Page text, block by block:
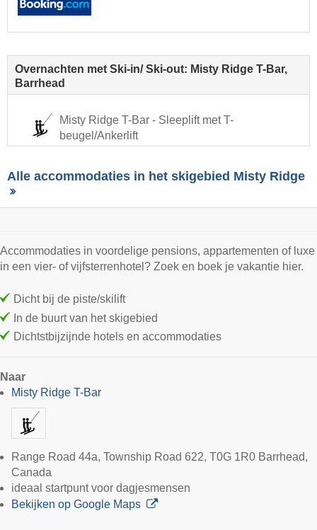
Overnachten met Ski-in/ Ski-out: Misty Ridge T-Bar,
Barrhead
Misty Ridge T-Bar - Sleeplift met T-
beugel/Ankerlift
Alle accommodaties in het skigebied Misty Ridge
Accommodaties in voordelige pensions, appartementen of luxe
in een vier- of vijfsterrenhotel? Zoek en boek je vakantie hier.
Dicht bij de piste/skilift
In de buurt van het skigebied
Dichtstbijzijnde hotels en accommodaties
Naar
Misty Ridge T-Bar
Range Road 44a, Township Road 622, T0G 1R0 Barrhead,
Canada
ideaal startpunt voor dagjesmensen
Bekijken op Google Maps